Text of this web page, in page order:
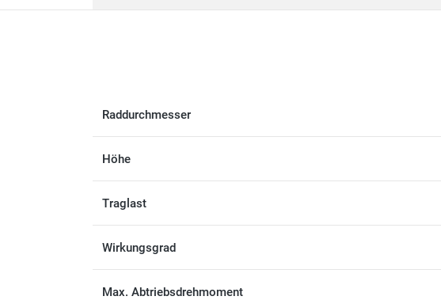
Raddurchmesser
Höhe
Traglast
Wirkungsgrad
Max. Abtriebsdrehmoment